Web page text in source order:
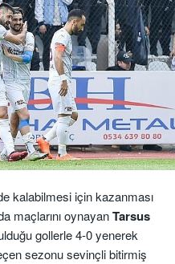
kalabilmesi için kazanması
maçlarını oynayanTarsus
gollerle 4-0 yenerek
sezonu sevinçli bitirmiş